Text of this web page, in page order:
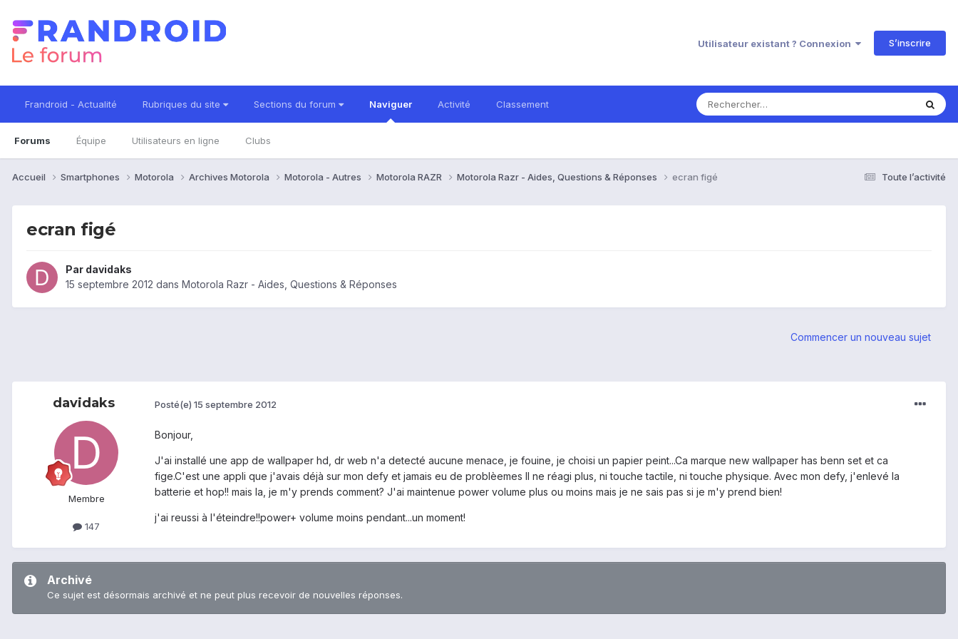
Utilisateur existant ? Connexion S’inscrire
Frandroid - Actualité Rubriques du site Sections du forum Naviguer
Forums Équipe Utilisateurs en ligne Clubs
Activité Classement
Toute l’activité
Accueil Smartphones Motorola Archives Motorola Motorola - Autres Motorola RAZR Motorola Razr - Aides, Questions & Réponses ecran figé
ecran figé
Par davidaks
15 septembre 2012 dans Motorola Razr - Aides, Questions & Réponses
Commencer un nouveau sujet
davidaks
Membre
147
Posté(e) 15 septembre 2012
Bonjour,
J'ai installé une app de wallpaper hd, dr web n'a detecté aucune menace, je fouine, je choisi un papier peint...Ca marque new wallpaper has benn set et ca
fige.C'est une appli que j'avais déjà sur mon defy et jamais eu de problèemes Il ne réagi plus, ni touche tactile, ni touche physique. Avec mon defy, j'enlevé la
batterie et hop!! mais la, je m'y prends comment? J'ai maintenue power volume plus ou moins mais je ne sais pas si je m'y prend bien!
j'ai reussi à l'éteindre!!power+ volume moins pendant...un moment!
Archivé
Ce sujet est désormais archivé et ne peut plus recevoir de nouvelles réponses.